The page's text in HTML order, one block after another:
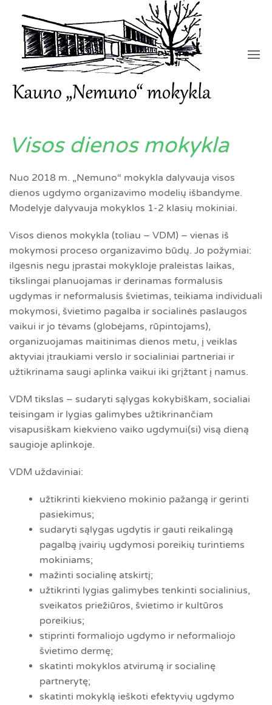
Visos dienos mokykla
Nuo 2018 m. „Nemuno“ mokykla dalyvauja visos
dienos ugdymo organizavimo modelių išbandyme.
Modelyje dalyvauja mokyklos 1-2 klasių mokiniai.
Visos dienos mokykla (toliau – VDM) – vienas iš
mokymosi proceso organizavimo būdų. Jo požymiai:
ilgesnis negu įprastai mokykloje praleistas laikas,
tikslingai planuojamas ir derinamas formalusis
ugdymas ir neformalusis švietimas, teikiama individuali
mokymosi, švietimo pagalba ir socialinės paslaugos
vaikui ir jo tėvams (globėjams, rūpintojams),
organizuojamas maitinimas dienos metu, į veiklas
aktyviai įtraukiami verslo ir socialiniai partneriai ir
užtikrinama saugi aplinka vaikui iki grįžtant į namus.
VDM tikslas – sudaryti sąlygas kokybiškam, socialiai
teisingam ir lygias galimybes užtikrinančiam
visapusiškam kiekvieno vaiko ugdymui(si) visą dieną
saugioje aplinkoje.
VDM uždaviniai:
užtikrinti kiekvieno mokinio pažangą ir gerinti
pasiekimus;
sudaryti sąlygas ugdytis ir gauti reikalingą
pagalbą įvairių ugdymosi poreikių turintiems
mokiniams;
mažinti socialinę atskirtį;
užtikrinti lygias galimybes tenkinti socialinius,
sveikatos priežiūros, švietimo ir kultūros
poreikius;
stiprinti formaliojo ugdymo ir neformaliojo
švietimo dermę;
skatinti mokyklos atvirumą ir socialinę
partnerytę;
skatinti mokyklą ieškoti efektyvių ugdymo